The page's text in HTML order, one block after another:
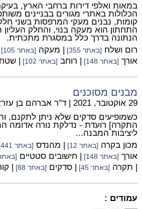
במאות ואלפי דירות ברחבי הארץ,
הכלולות באתרי מגורים בבניינים
קומות, נבנים מעקי המרפסות בשני
התחתון הוא מעקה בנוי, והחלק
הנתונה בדרך כלל במסגרת מתכתית.
רום ושלח [באתר 355] | מעקה [באתר 105]
אורך [באתר 148] | רוחב [באתר 102] | שטח
מבנים מסוכנים
29 אוקטובר, 2021 | ד"ר אברהם בן
כשמופיעים סדקים שלא ניתן לתקנם,
התקרה] רועדת - נדלקת נורה אדומה
ליציבות המבנה...
מכון בקרה [באתר 12] | מהנדס [באתר 441]
אורך [באתר 148] | חישובים סטטיים [באתר
| תקרה [באתר 45] | סדקים [באתר 88] |
עמודים :